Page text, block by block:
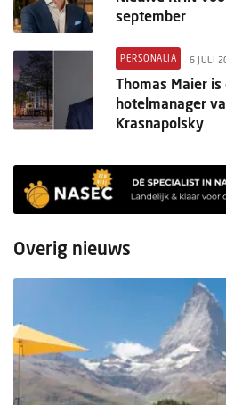
september
PERSONALIA 6 JULI
Thomas Maier
hotelmanager
Krasnapolsky
Overig nieuws